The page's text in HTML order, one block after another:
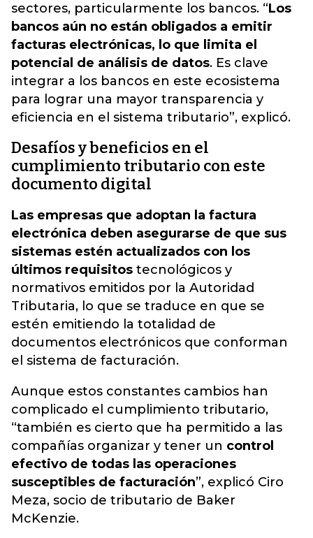
sectores, particularmente los bancos. “Los
bancos aún no están obligados a emitir
facturas electrónicas, lo que limita el
potencial de análisis de datos. Es clave
integrar a los bancos en este ecosistema
para lograr una mayor transparencia y
eficiencia en el sistema tributario”, explicó.
Desafíos y beneficios en el
cumplimiento tributario con este
documento digital
Las empresas que adoptan la factura
electrónica deben asegurarse de que sus
sistemas estén actualizados con los
últimos requisitos tecnológicos y
normativos emitidos por la Autoridad
Tributaria, lo que se traduce en que se
estén emitiendo la totalidad de
documentos electrónicos que conforman
el sistema de facturación.
Aunque estos constantes cambios han
complicado el cumplimiento tributario,
“también es cierto que ha permitido a las
compañías organizar y tener un control
efectivo de todas las operaciones
susceptibles de facturación”, explicó Ciro
Meza, socio de tributario de Baker
McKenzie.